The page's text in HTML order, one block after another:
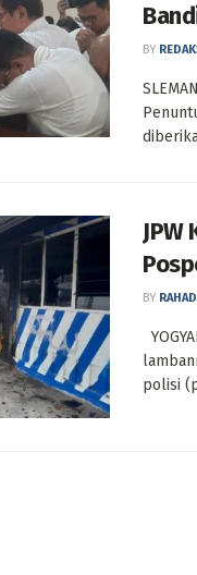
BY
BY
polisi